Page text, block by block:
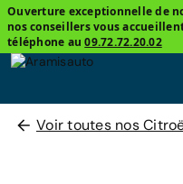
Ouverture exceptionnelle de
nos conseillers vous
téléphone au09.72.72.20.02
Voir toutes nos